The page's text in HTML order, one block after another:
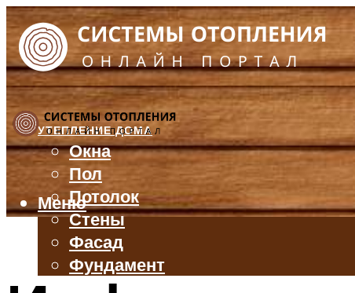
УТЕПЛЕНИЕ ДОМА
Окна
Пол
Потолок
Стены
Фасад
Фундамент
БАЛКОН И ЛОДЖИЯ
Меню